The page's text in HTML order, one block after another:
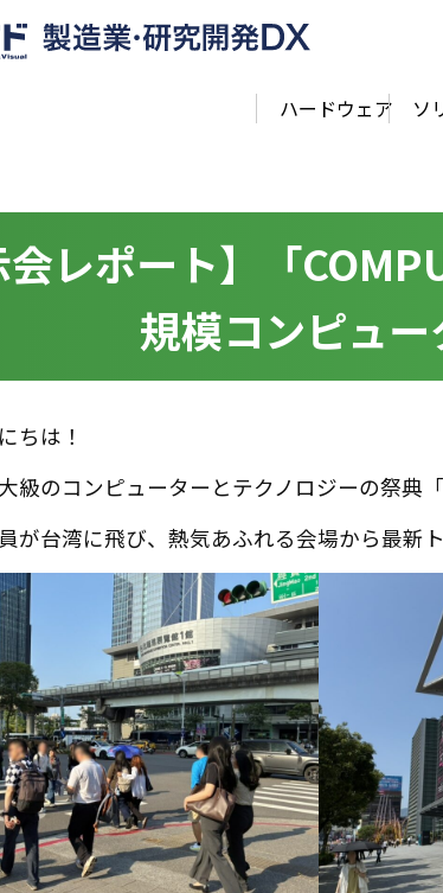
ハードウェア ソ
会レポート】「
規模コンピュ
ちは！
級のコンピューターとテクノロジーの祭典
が台湾に飛び、熱気あふれる会場から最新